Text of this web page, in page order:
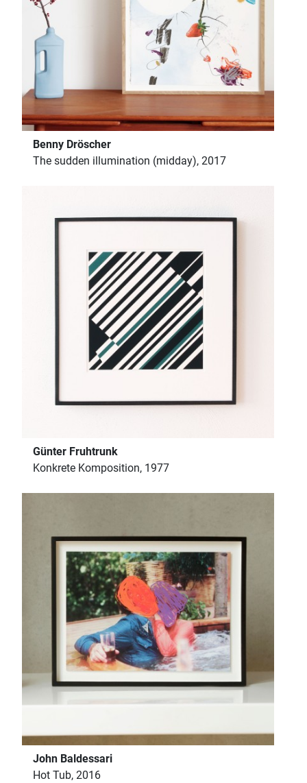
Benny Dröscher
The sudden illumination (midday), 2017
Günter Fruhtrunk
Konkrete Komposition, 1977
John Baldessari
Hot Tub, 2016